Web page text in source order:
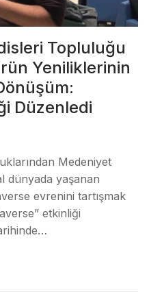
Topluluğu
Yeniliklerinin
Düzenledi
Medeniyet
dünyada yaşanan
evrenini tartışmak
etkinliği